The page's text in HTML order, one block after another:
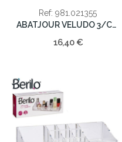
Ref: 981.021355
ABATJOUR VELUDO 3/CORES 32x20cm
16,40 €